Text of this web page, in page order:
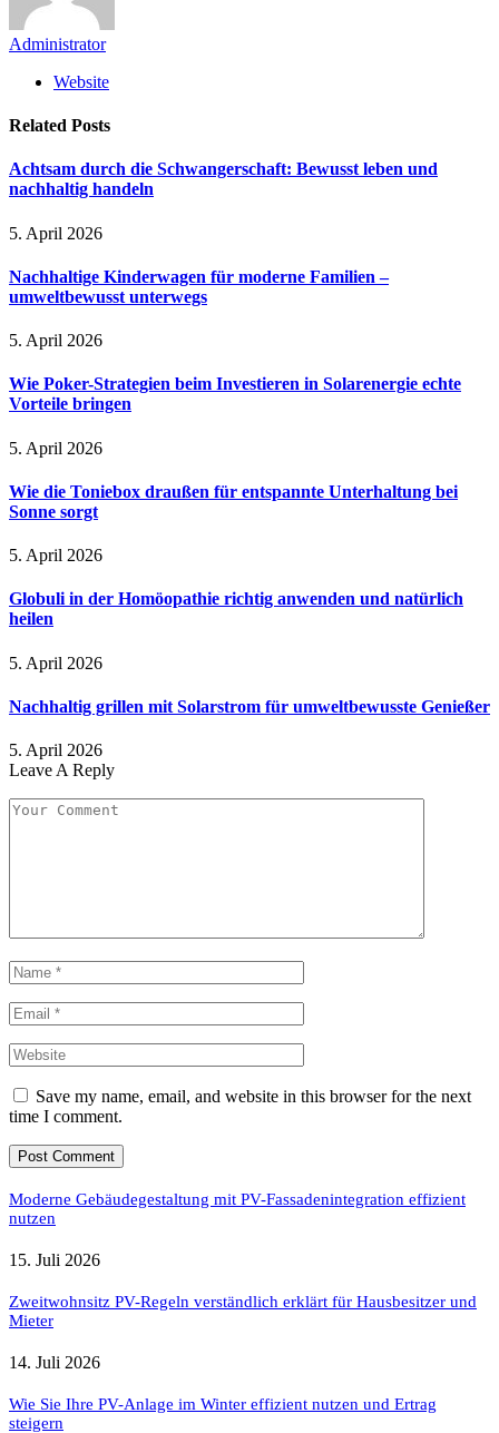
Administrator
Website
Related Posts
Achtsam durch die Schwangerschaft: Bewusst leben und
nachhaltig handeln
5. April 2026
Nachhaltige Kinderwagen für moderne Familien –
umweltbewusst unterwegs
5. April 2026
Wie Poker-Strategien beim Investieren in Solarenergie echte
Vorteile bringen
5. April 2026
Wie die Toniebox draußen für entspannte Unterhaltung bei
Sonne sorgt
5. April 2026
Globuli in der Homöopathie richtig anwenden und natürlich
heilen
5. April 2026
Nachhaltig grillen mit Solarstrom für umweltbewusste Genießer
5. April 2026
Leave A Reply
Save my name, email, and website in this browser for the next
time I comment.
Moderne Gebäudegestaltung mit PV-Fassadenintegration effizient
nutzen
15. Juli 2026
Zweitwohnsitz PV-Regeln verständlich erklärt für Hausbesitzer und
Mieter
14. Juli 2026
Wie Sie Ihre PV-Anlage im Winter effizient nutzen und Ertrag
steigern